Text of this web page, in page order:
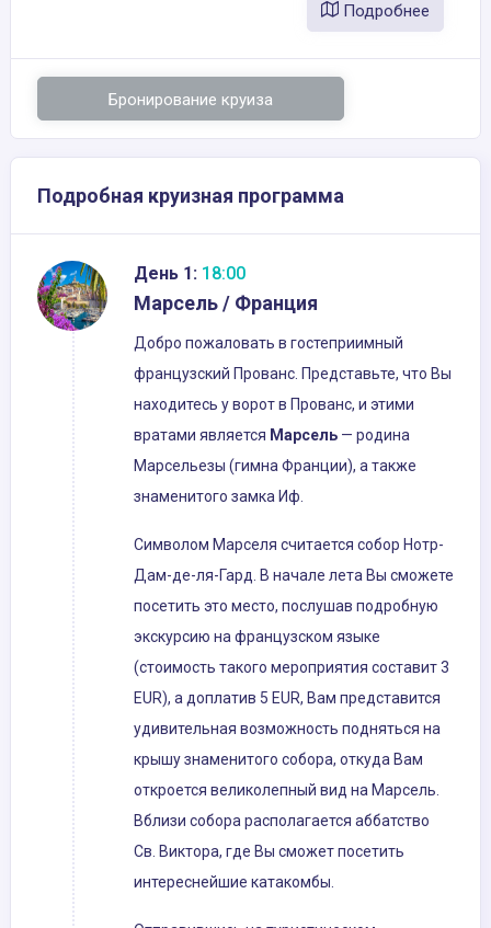
Подробнее
Бронирование круиза
Подробная круизная программа
День 1: 18:00
Марсель / Франция
Добро пожаловать в гостеприимный
французский Прованс. Представьте, что Вы
находитесь у ворот в Прованс, и этими
вратами является Марсель — родина
Марсельезы (гимна Франции), а также
знаменитого замка Иф.
Символом Марселя считается собор Нотр-
Дам-де-ля-Гард. В начале лета Вы сможете
посетить это место, послушав подробную
экскурсию на французском языке
(стоимость такого мероприятия составит 3
EUR), а доплатив 5 EUR, Вам представится
удивительная возможность подняться на
крышу знаменитого собора, откуда Вам
откроется великолепный вид на Марсель.
Вблизи собора располагается аббатство
Св. Виктора, где Вы сможет посетить
интереснейшие катакомбы.